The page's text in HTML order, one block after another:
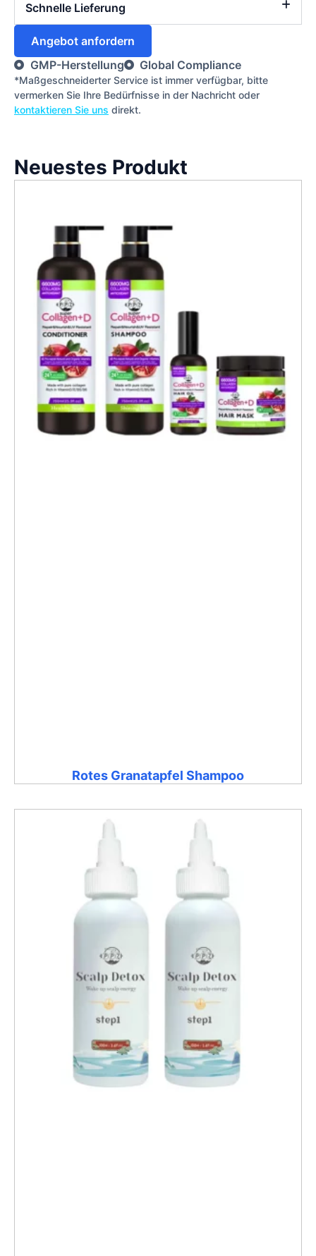
Schnelle Lieferung
Angebot anfordern
GMP-Herstellung
Global Compliance
*Maßgeschneiderter Service ist immer verfügbar, bitte
vermerken Sie Ihre Bedürfnisse in der Nachricht oder
kontaktieren Sie uns direkt.
Neuestes Produkt
Rotes Granatapfel Shampoo